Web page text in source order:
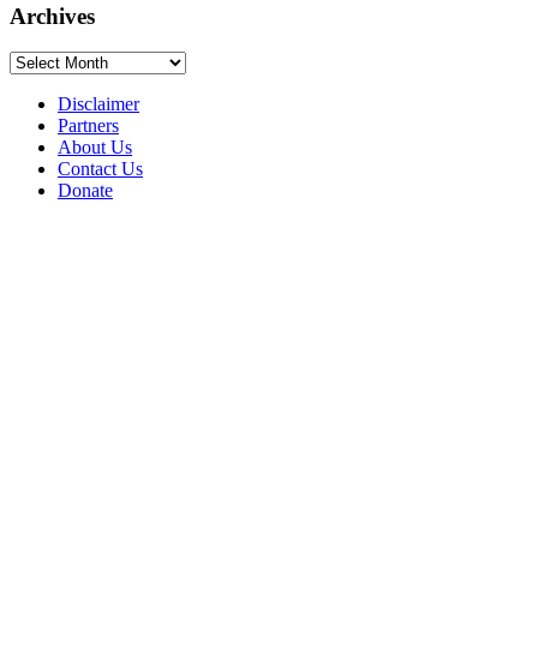
Archives
Archives
Disclaimer
Partners
About Us
Contact Us
Donate